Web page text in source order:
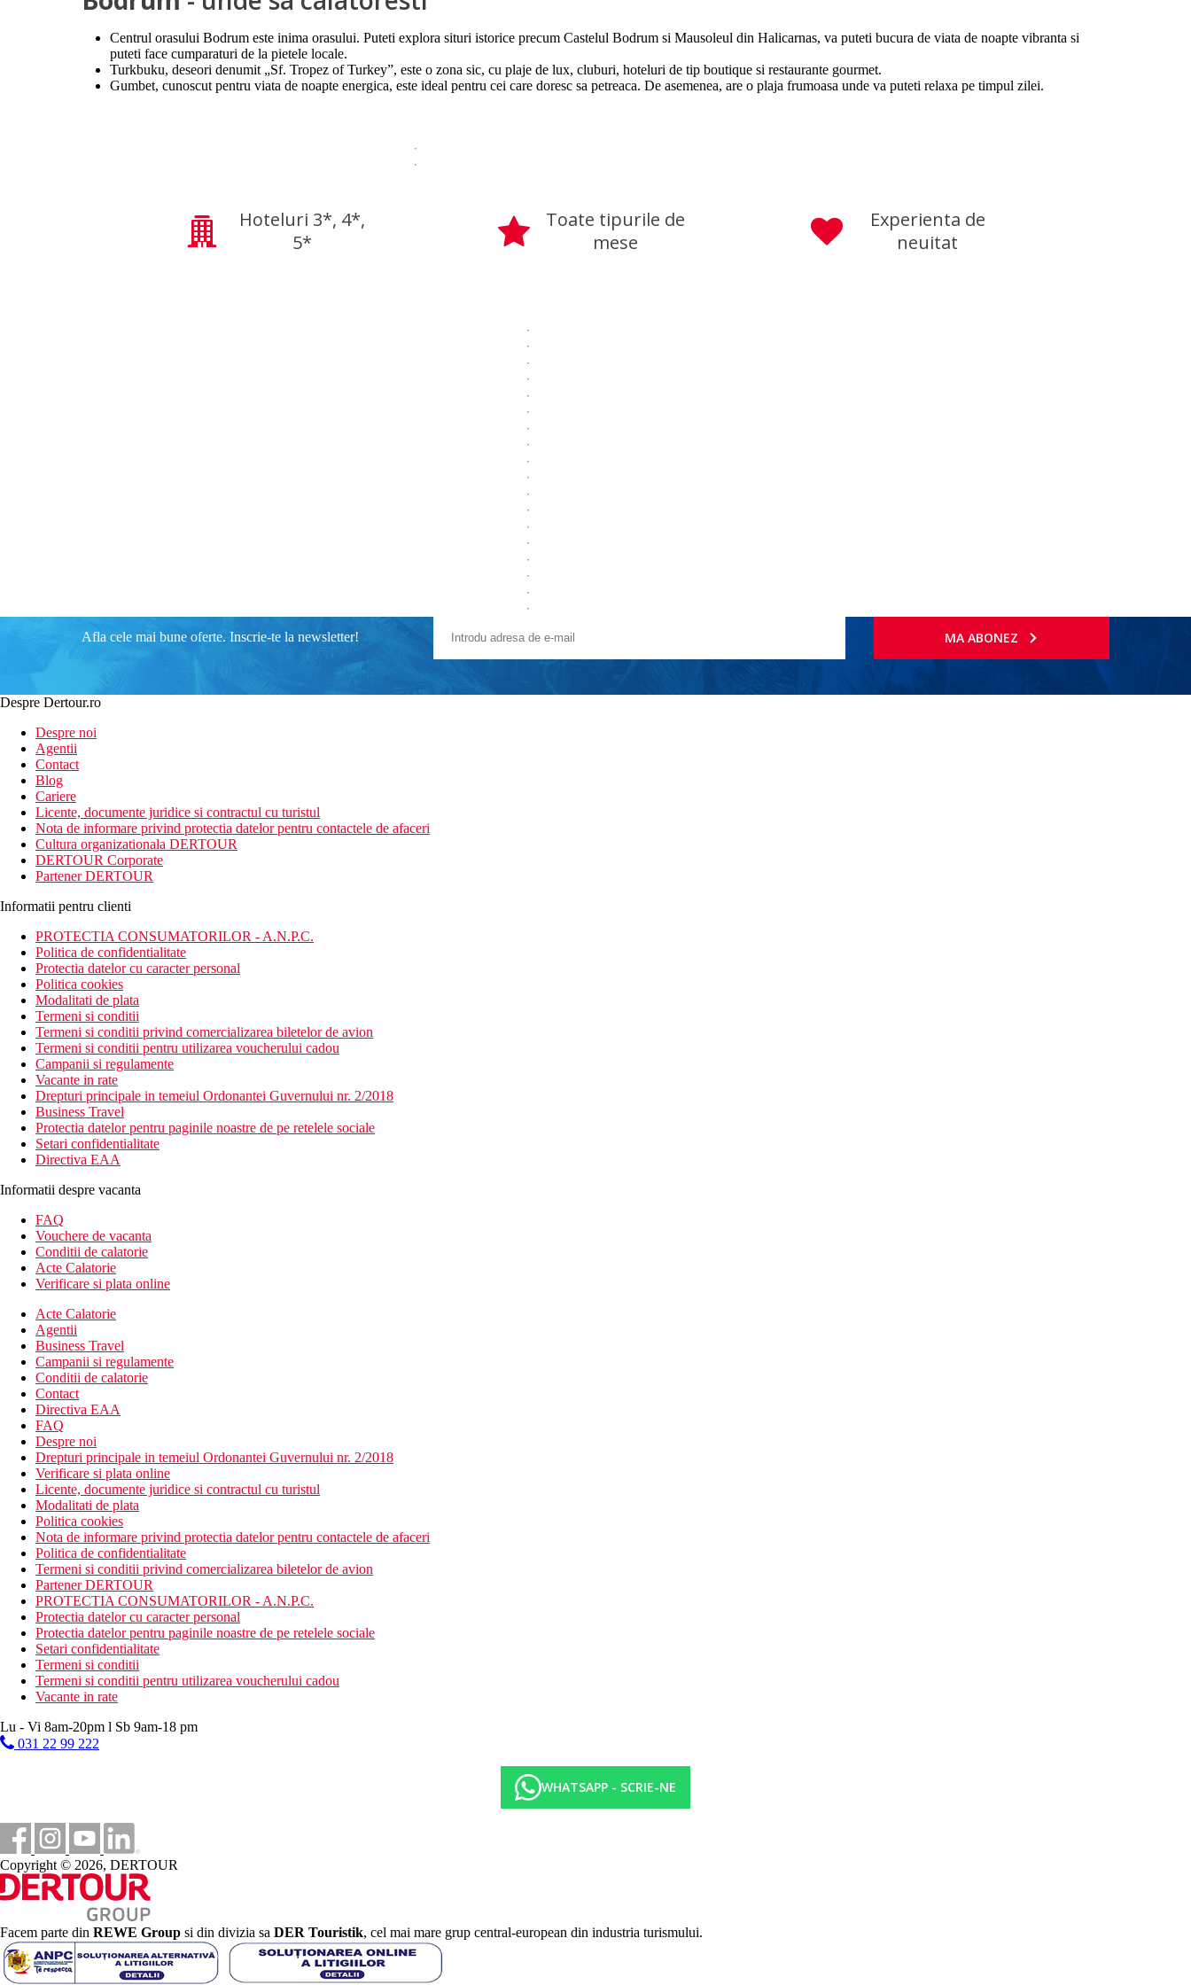
Centrul orasului Bodrum este inima orasului. Puteti explora situri istorice precum Castelul Bodrum si Mausoleul din Halicarnas, va puteti bucura de viata de noapte vibranta si
puteti face cumparaturi de la pietele locale.
Turkbuku, deseori denumit „Sf. Tropez of Turkey”, este o zona sic, cu plaje de lux, cluburi, hoteluri de tip boutique si restaurante gourmet.
Gumbet, cunoscut pentru viata de noapte energica, este ideal pentru cei care doresc sa petreaca. De asemenea, are o plaja frumoasa unde va puteti relaxa pe timpul zilei.
Hoteluri 3*, 4*,
5*
Toate tipurile de
mese
Experienta de
neuitat
Afla cele mai bune oferte. Inscrie-te la newsletter! MA ABONEZ
Despre Dertour.ro
Despre noi
Agentii
Contact
Blog
Cariere
Licente, documente juridice si contractul cu turistul
Nota de informare privind protectia datelor pentru contactele de afaceri
Cultura organizationala DERTOUR
DERTOUR Corporate
Partener DERTOUR
Informatii pentru clienti
PROTECTIA CONSUMATORILOR - A.N.P.C.
Politica de confidentialitate
Protectia datelor cu caracter personal
Politica cookies
Modalitati de plata
Termeni si conditii
Termeni si conditii privind comercializarea biletelor de avion
Termeni si conditii pentru utilizarea voucherului cadou
Campanii si regulamente
Vacante in rate
Drepturi principale in temeiul Ordonantei Guvernului nr. 2/2018
Business Travel
Protectia datelor pentru paginile noastre de pe retelele sociale
Setari confidentialitate
Directiva EAA
Informatii despre vacanta
FAQ
Vouchere de vacanta
Conditii de calatorie
Acte Calatorie
Verificare si plata online
Acte Calatorie
Agentii
Business Travel
Campanii si regulamente
Conditii de calatorie
Contact
Directiva EAA
FAQ
Despre noi
Drepturi principale in temeiul Ordonantei Guvernului nr. 2/2018
Verificare si plata online
Licente, documente juridice si contractul cu turistul
Modalitati de plata
Politica cookies
Nota de informare privind protectia datelor pentru contactele de afaceri
Politica de confidentialitate
Termeni si conditii privind comercializarea biletelor de avion
Partener DERTOUR
PROTECTIA CONSUMATORILOR - A.N.P.C.
Protectia datelor cu caracter personal
Protectia datelor pentru paginile noastre de pe retelele sociale
Setari confidentialitate
Termeni si conditii
Termeni si conditii pentru utilizarea voucherului cadou
Vacante in rate
Lu - Vi 8am-20pm l Sb 9am-18 pm
031 22 99 222
WHATSAPP - SCRIE-NE
Copyright © 2026, DERTOUR
Facem parte din REWE Group si din divizia sa DER Touristik, cel mai mare grup central-european din industria turismului.